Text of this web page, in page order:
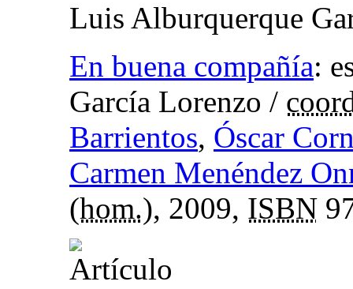
Luis Alburquerque
En buena compañía:
García Lorenzo /
Barrientos, Óscar
Carmen Menéndez
(hom.), 2009, ISBN